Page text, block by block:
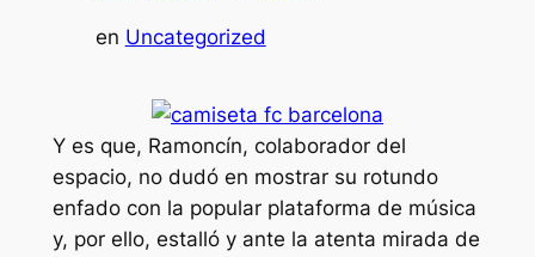
en Uncategorized
Y es que, Ramoncín, colaborador del
espacio, no dudó en mostrar su rotundo
enfado con la popular plataforma de música
y, por ello, estalló y ante la atenta mirada de